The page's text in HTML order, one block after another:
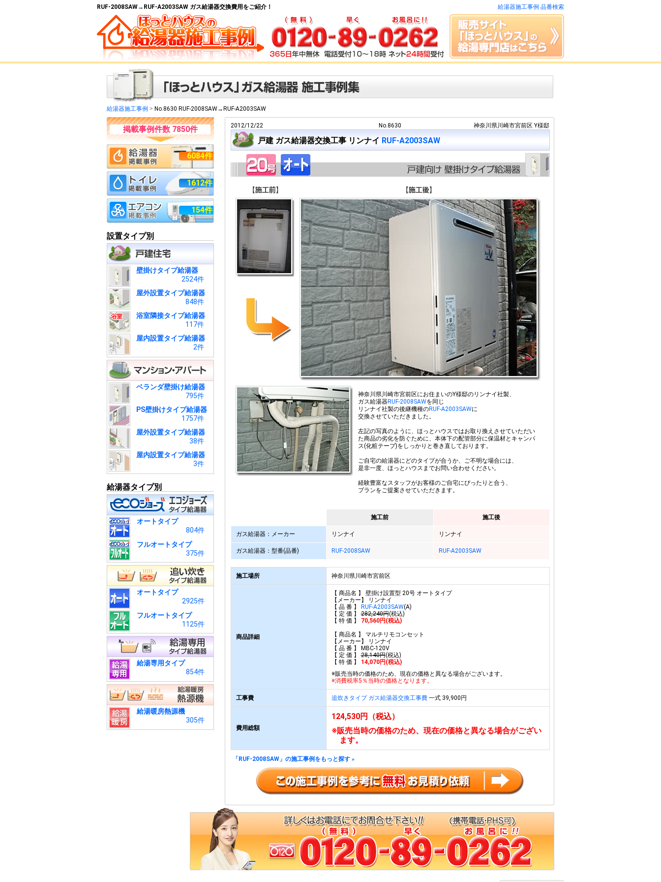
RUF-2008SAW→RUF-A2003SAW ガス給湯器交換費用をご紹介！ 給湯器施工事例 品番検索
給湯器施工事例 > No.8630 RUF-2008SAW→RUF-A2003SAW
掲載事例件数 7850件
6084件
1612件
154件
設置タイプ別
壁掛けタイプ給湯器
2524件
屋外設置タイプ給湯器
848件
浴室隣接タイプ給湯器
117件
屋内設置タイプ給湯器
2件
ベランダ壁掛け給湯器
795件
PS壁掛けタイプ給湯器
1757件
屋外設置タイプ給湯器
38件
屋内設置タイプ給湯器
3件
給湯器タイプ別
オートタイプ
804件
フルオートタイプ
375件
オートタイプ
2925件
フルオートタイプ
1125件
給湯専用タイプ
854件
給湯暖房熱源機
305件
2012/12/22 No.8630 神奈川県川崎市宮前区 Y様邸
戸建 ガス給湯器交換工事 リンナイ RUF-A2003SAW
神奈川県川崎市宮前区にお住まいのY様邸のリンナイ社製、
ガス給湯器RUF-2008SAWを同じ
リンナイ社製の後継機種のRUF-A2003SAWに
交換させていただきました。
左記の写真のように、ほっとハウスではお取り換えさせていただい
た商品の劣化を防ぐために、本体下の配管部分に保温材とキャンパ
ス(化粧テープ)をしっかりと巻き直しております。
ご自宅の給湯器にどのタイプが合うか、ご不明な場合には、
是非一度、ほっとハウスまでお問い合わせください。
経験豊富なスタッフがお客様のご自宅にぴったりと合う、
プランをご提案させていただきます。
施工前 施工後
ガス給湯器：メーカー リンナイ リンナイ
ガス給湯器：型番(品番) RUF-2008SAW RUF-A2003SAW
施工場所 神奈川県川崎市宮前区
商品詳細
【 商品名 】 壁掛け設置型 20号 オートタイプ
【メーカー】 リンナイ
【 品 番 】
RUF-A2003SAW(A)
【 定 価 】282,240円(税込)
【 特 価 】
70,560円(税込)
【 商品名 】 マルチリモコンセット
【メーカー】 リンナイ
【 品 番 】 MBC-120V
【 定 価 】28,140円(税込)
【 特 価 】
14,070円(税込)
※販売当時の価格のため、現在の価格と異なる場合がございます。
※消費税率5％当時の価格となります。
工事費 追炊きタイプ ガス給湯器交換工事費一式 39,900円
費用総額
124,530円（税込）
※販売当時の価格のため、現在の価格と異なる場合がござい
ます。
「RUF-2008SAW」の施工事例をもっと探す »